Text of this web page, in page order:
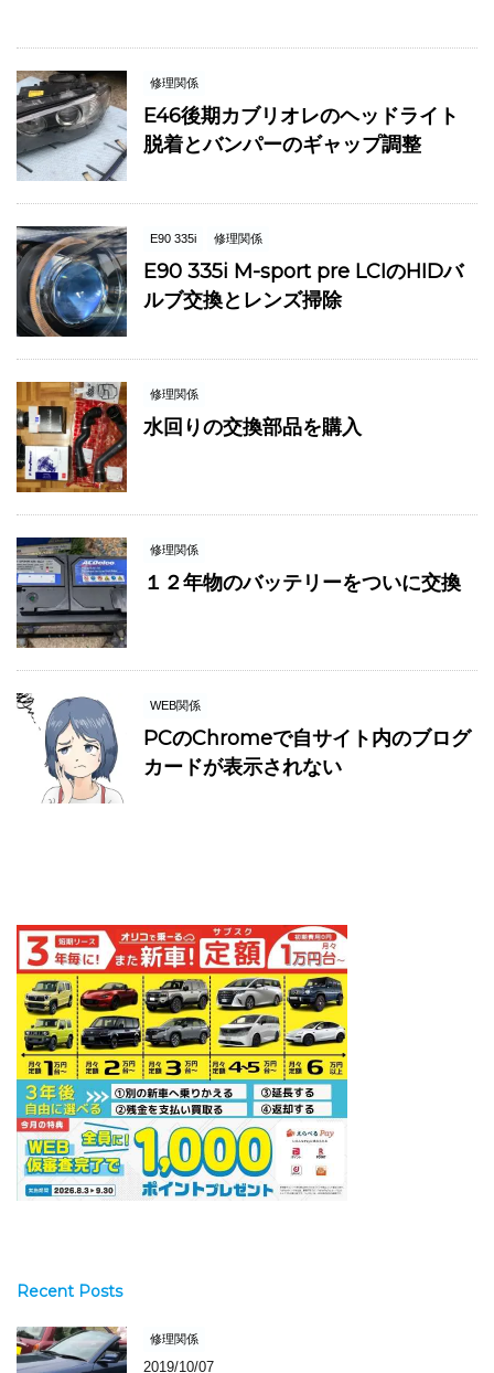
修理関係
E46後期カブリオレのヘッドライト
脱着とバンパーのギャップ調整
E90 335i 修理関係
E90 335i M-sport pre LCIのHIDバ
ルブ交換とレンズ掃除
修理関係
水回りの交換部品を購入
修理関係
１２年物のバッテリーをついに交換
WEB関係
PCのChromeで自サイト内のブログ
カードが表示されない
Recent Posts
修理関係
2019/10/07